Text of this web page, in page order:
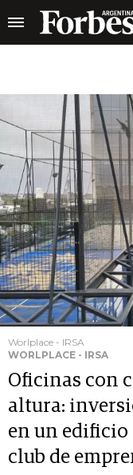
Worlplace - IRSA
WORLPLACE - IRSA
Oficinas con
altura:
en un edificio
club de